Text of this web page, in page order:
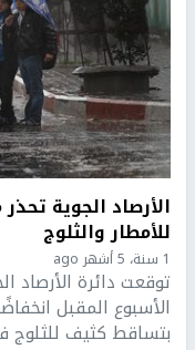
الأرصاد الجوية
للأمطار والثلوج
1 سنة، 5 أشهر ago
توقعت دائرة الأرصاد
الأسبوع المقبل
بتساقط كثيف